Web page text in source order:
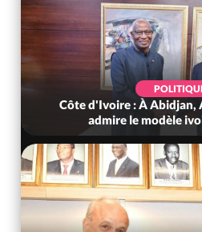
Côte d'Ivoire : À Abidjan,
admire le modèle